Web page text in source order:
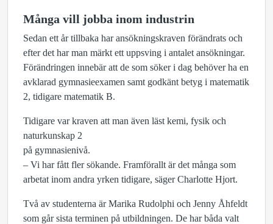
Många vill jobba inom industrin
Sedan ett år tillbaka har ansökningskraven förändrats och
efter det har man märkt ett uppsving i antalet ansökningar.
Förändringen innebär att de som söker i dag behöver ha en
avklarad gymnasieexamen samt godkänt betyg i matematik
2, tidigare matematik B.
Tidigare var kraven att man även läst kemi, fysik och
naturkunskap 2
på gymnasienivå.
– Vi har fått fler sökande. Framförallt är det många som
arbetat inom andra yrken tidigare, säger Charlotte Hjort.
Två av studenterna är Marika Rudolphi och Jenny Åhfeldt
som går sista terminen på utbildningen. De har båda valt